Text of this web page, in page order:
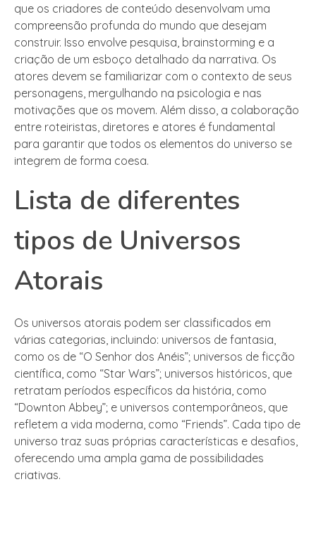
que os criadores de conteúdo desenvolvam uma
compreensão profunda do mundo que desejam
construir. Isso envolve pesquisa, brainstorming e a
criação de um esboço detalhado da narrativa. Os
atores devem se familiarizar com o contexto de seus
personagens, mergulhando na psicologia e nas
motivações que os movem. Além disso, a colaboração
entre roteiristas, diretores e atores é fundamental
para garantir que todos os elementos do universo se
integrem de forma coesa.
Lista de diferentes
tipos de Universos
Atorais
Os universos atorais podem ser classificados em
várias categorias, incluindo: universos de fantasia,
como os de “O Senhor dos Anéis”; universos de ficção
científica, como “Star Wars”; universos históricos, que
retratam períodos específicos da história, como
“Downton Abbey”; e universos contemporâneos, que
refletem a vida moderna, como “Friends”. Cada tipo de
universo traz suas próprias características e desafios,
oferecendo uma ampla gama de possibilidades
criativas.